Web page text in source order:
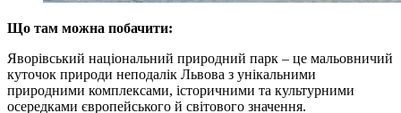
Що там можна побачити:
Яворівський національний природний парк – це мальовничий
куточок природи неподалік Львова з унікальними
природними комплексами, історичними та культурними
осередками європейського й світового значення.